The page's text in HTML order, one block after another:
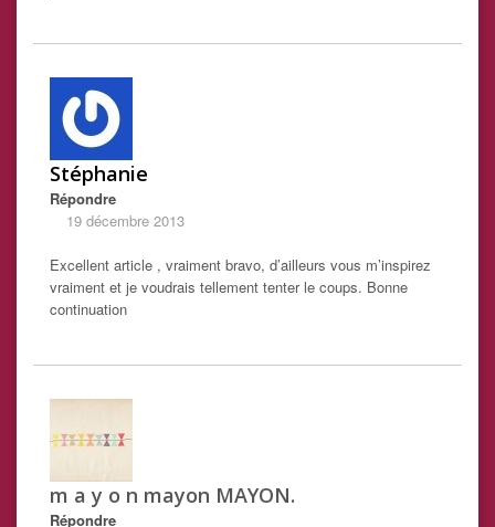
Stéphanie
Répondre
19 décembre 2013
Excellent article , vraiment bravo, d’ailleurs vous m’inspirez
vraiment et je voudrais tellement tenter le coups. Bonne
continuation
m a y o n mayon MAYON.
Répondre